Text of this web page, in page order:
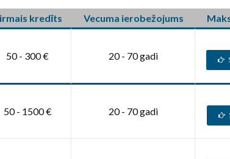
kredīts Vecuma ierobežojums
50 - 300 € 20 - 70 gadi
50 - 1500 € 20 - 70 gadi